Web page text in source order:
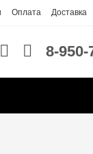
Оплата Доставка
8-950-